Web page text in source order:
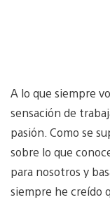
A lo que siempre
sensación de
pasión. Como se
sobre lo que
para nosotros y
siempre he creído